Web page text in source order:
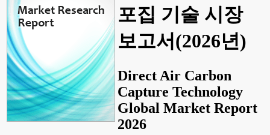
포집 기술 시장
보고서(2026년)
Direct Air Carbon
Capture Technology
Global Market Report
2026